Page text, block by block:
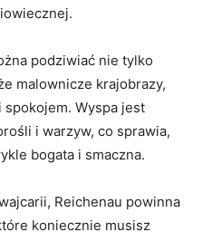
podziwiać nie tylko
malownicze krajobrazy,
Wyspa jest
i warzyw, co sprawia,
bogata i smaczna.
Reichenau powinna
koniecznie musisz